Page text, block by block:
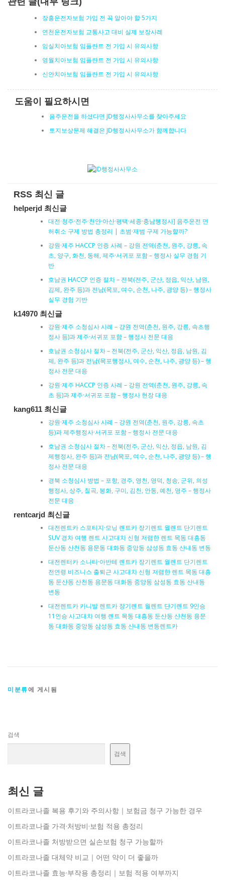
장흥운전자보험 가입 전 꼭 알아야 할 5가지
연천운전자보험 교통사고 대비 실제 보장사례
임실치아보험 임플란트 전 가입 시 유의사항
영월치아보험 임플란트 전 가입 시 유의사항
신안치아보험 임플란트 전 가입 시 유의사항
도움이 필요하시면
음주운전을 하셨다면 JD행정사사무소를 찾아주세요
토지보상문제 해결은 JD행정사사무소가 함께합니다
RSS 최신 글
helperjd 최신글
대전·청주·전주·천안·아산·평택·세종·충남행정사] 음주운전 면
허취소 구제 방법 총정리 | 초범·재범 구제 가능할까?
강원·제주 HACCP 인증 사례 – 강원 전역(춘천, 원주, 강릉, 속
초, 양구, 화천, 동해, 제주·서귀포 포함 – 행정사 실무 경험 기
반
호남권 HACCP 인증 절차 – 전북(전주, 군산, 정읍, 익산, 남원,
김제, 완주 등)과 전남(목포, 여수, 순천, 나주, 광양 등) – 행정사
실무 경험 기반
k14970 최신글
강원·제주 소청심사 사례 – 강원 전역(춘천, 원주, 강릉, 속초행
정사 등)과 제주·서귀포 포함 – 행정사 전문 대응
호남권 소청심사 절차 – 전북(전주, 군산, 익산, 정읍, 남원, 김
제, 완주 등)과 전남(목포행정사, 여수, 순천, 나주, 광양 등) – 행
정사 전문 대응
강원·제주 HACCP 인증 사례 – 강원 전역(춘천, 원주, 강릉, 속
초 등)과 제주·서귀포 포함 – 행정사 현장 대응
kang611 최신글
강원·제주 소청심사 사례 – 강원 전역(춘천, 원주, 강릉, 속초
등)과 제주행정사·서귀포 포함 – 행정사 전문 대응
호남권 소청심사 절차 – 전북(전주, 군산, 익산, 정읍, 남원, 김
제행정사, 완주 등)과 전남(목포, 여수, 순천, 나주, 광양 등) – 행
정사 전문 대응
경북 소청심사 방법 – 포항, 경주, 영천, 영덕, 청송, 군위, 의성
행정사, 상주, 칠곡, 봉화, 구미, 김천, 안동, 예천, 영주 – 행정사
전문 대응
rentcarjd 최신글
대전렌트카 스포티지·모닝 렌트카 장기렌트 월렌트 단기렌트
SUV 경차 여행 렌트 사고대차 신형 저렴한 렌트 목동 대흥동
둔산동 산천동 용문동 대화동 중앙동 삼성동 효동 산내동 변동
대전렌터카 소나타·아반테 렌트카 장기렌트 월렌트 단기렌트
전연령 비즈니스 출퇴근 사고대차 신형 저렴한 렌트 목동 대흥
동 둔산동 산천동 용문동 대화동 중앙동 삼성동 효동 산내동
변동
대전렌트카 카니발 렌트카 장기렌트 월렌트 단기렌트 9인승
11인승 사고대차 여행 렌트 목동 대흥동 둔산동 산천동 용문
동 대화동 중앙동 삼성동 효동 산내동 변동렌트카
미분류에 게시됨
검색
검색
최신 글
이트라코나졸 복용 후기와 주의사항｜보험금 청구 가능한 경우
이트라코나졸 가격·처방비·보험 적용 총정리
이트라코나졸 처방받으면 실손보험 청구 가능할까
이트라코나졸 대체약 비교｜어떤 약이 더 좋을까
이트라코나졸 효능·부작용 총정리｜보험 적용 여부까지